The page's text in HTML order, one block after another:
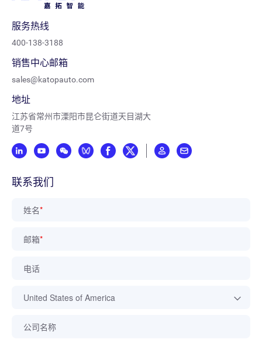
服务热线
400-138-3188
销售中心邮箱
sales@katopauto.com
地址
江苏省常州市溧阳市昆仑街道天目湖大
道7号
联系我们
姓名*
邮箱*
电话
公司名称